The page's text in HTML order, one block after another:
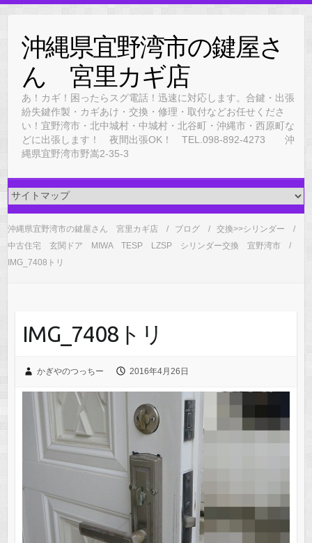
content沖縄県宜野湾市の鍵屋さ
ん 宮里カギ店
あ！カギ！困ったらスグ電話！迅速に対応します。合鍵・出張
紛失鍵作製・カギあけ・交換・修理・取付などお任せくださ
い！宜野湾市・北中城村・中城村・北谷町・沖縄市・西原町な
どに出張します！ 夜間出張OK！ TEL.098-892-4273 沖
縄県宜野湾市野嵩2-35-3
沖縄県宜野湾市の鍵屋さん 宮里カギ店 ブログ
交換>>シリンダー
中古住宅 玄関ドア MIWA TESP LZSP シリンダー交換 宜野湾市
IMG_7408トリ
IMG_7408トリ
かぎやのつっちー 2016年4月26日